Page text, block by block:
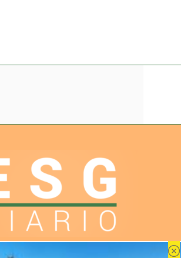
actualidad sobre Inversiones ESG